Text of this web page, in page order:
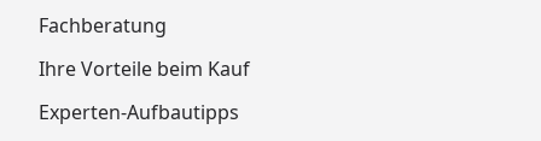
Fachberatung
Ihre Vorteile beim Kauf
Experten-Aufbautipps